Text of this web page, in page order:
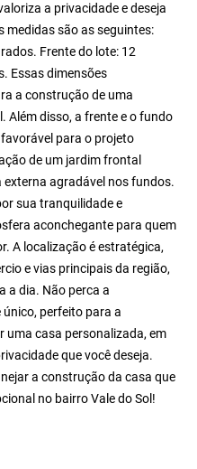
a privacidade e deseja
medidas são as seguintes:
Frente do lote: 12
Essas dimensões
a construção de uma
Além disso, a frente e o fundo
para o projeto
de um jardim frontal
externa agradável nos fundos.
sua tranquilidade e
aconchegante para quem
A localização é estratégica,
e vias principais da região,
a dia. Não perca a
perfeito para a
uma casa personalizada, em
que você deseja.
a construção da casa que
no bairro Vale do Sol!